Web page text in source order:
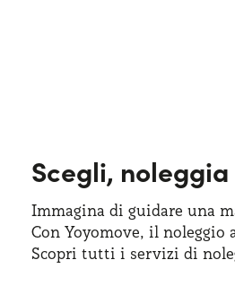
Scegli,
Immagina di guidare una
Con Yoyomove, il noleggio
Scopri tutti i servizi di